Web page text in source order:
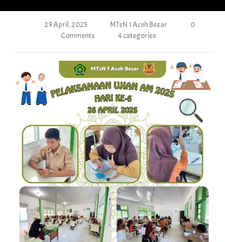
29 April, 2025 MTsN 1 Aceh Besar
0
Comments
4 categories